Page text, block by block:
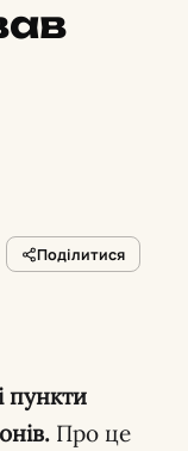
Поділитися
пункти
Про це